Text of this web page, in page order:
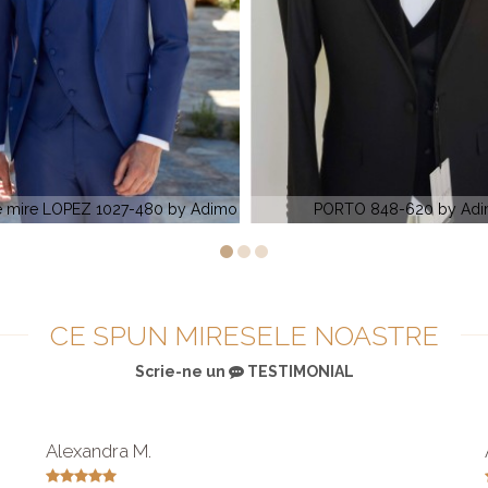
PORTO 848-620 by Adimo ESSEN 491-740 by
CE SPUN MIRESELE NOASTRE
Scrie-ne un TESTIMONIAL
Alexandra M.